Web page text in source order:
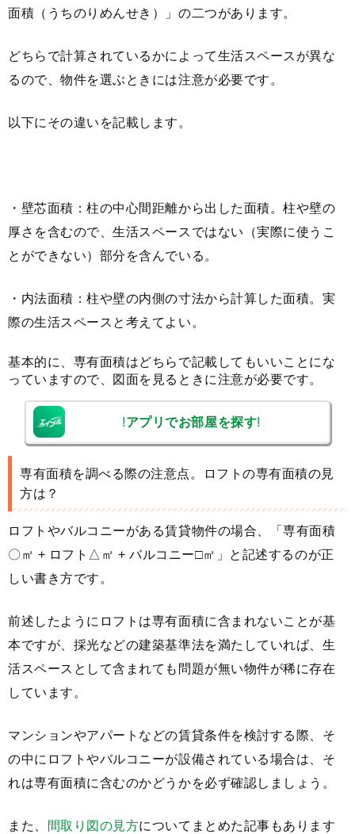
面積（うちのりめんせき）」の二つがあります。
どちらで計算されているかによって生活スペースが異な
るので、物件を選ぶときには注意が必要です。
以下にその違いを記載します。
・壁芯面積：柱の中心間距離から出した面積。柱や壁の
厚さを含むので、生活スペースではない（実際に使うこ
とができない）部分を含んでいる。
・内法面積：柱や壁の内側の寸法から計算した面積。実
際の生活スペースと考えてよい。
基本的に、専有面積はどちらで記載してもいいことにな
っていますので、図面を見るときに注意が必要です。
!アプリでお部屋を探す!
専有面積を調べる際の注意点。ロフトの専有面積の見
方は？
ロフトやバルコニーがある賃貸物件の場合、「専有面積
〇㎡ + ロフト△㎡ + バルコニー□㎡」と記述するのが正
しい書き方です。
前述したようにロフトは専有面積に含まれないことが基
本ですが、採光などの建築基準法を満たしていれば、生
活スペースとして含まれても問題が無い物件が稀に存在
しています。
マンションやアパートなどの賃貸条件を検討する際、そ
の中にロフトやバルコニーが設備されている場合は、そ
れは専有面積に含むのかどうかを必ず確認しましょう。
また、 間取り図の見方についてまとめた記事もあります